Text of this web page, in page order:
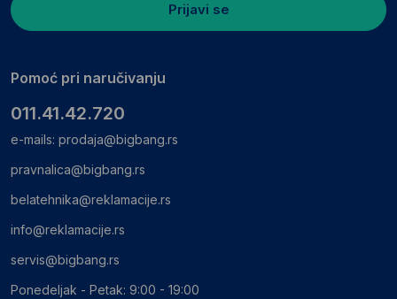
Prijavi se
Pomoć pri naručivanju
011.41.42.720
e-mails: prodaja@bigbang.rs
pravnalica@bigbang.rs
belatehnika@reklamacije.rs
info@reklamacije.rs
servis@bigbang.rs
Ponedeljak - Petak: 9:00 - 19:00